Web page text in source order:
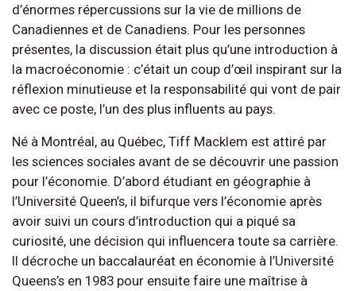
d’énormes répercussions sur la vie de millions de
Canadiennes et de Canadiens. Pour les personnes
présentes, la discussion était plus qu’une introduction à
la macroéconomie : c’était un coup d’œil inspirant sur la
réflexion minutieuse et la responsabilité qui vont de pair
avec ce poste, l’un des plus influents au pays.
Né à Montréal, au Québec, Tiff Macklem est attiré par
les sciences sociales avant de se découvrir une passion
pour l’économie. D’abord étudiant en géographie à
l’Université Queen’s, il bifurque vers l’économie après
avoir suivi un cours d’introduction qui a piqué sa
curiosité, une décision qui influencera toute sa carrière.
Il décroche un baccalauréat en économie à l’Université
Queens’s en 1983 pour ensuite faire une maîtrise à